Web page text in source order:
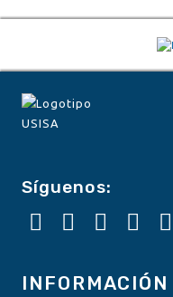
Síguenos:
INFORMACIÓN